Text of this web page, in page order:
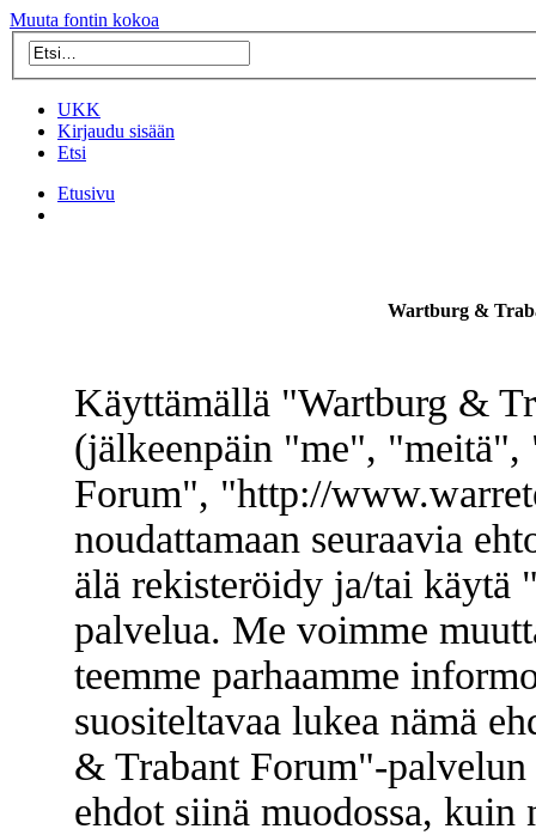
Muuta fontin kokoa
UKK
Kirjaudu sisään
Etsi
Etusivu
Wartburg &
Käyttämällä "Wartburg &
(jälkeenpäin "me",
Forum", "http://
noudattamaan seuraavia
älä rekisteröidy ja/tai käytä
palvelua. Me voimme
teemme parhaamme
suositeltavaa lukea nämä
& Trabant Forum"-
ehdot siinä muodossa,